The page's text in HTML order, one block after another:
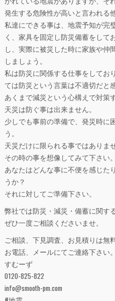
発生する危険性が高いと言われる
私達にできる事は、地震予知が完
く、家具を固定し防災備蓄をして
し、実際に被災した時に家族や仲
しましょう。
私は防災に関係する仕事をしてお
ては防災という言葉は不適切だと
あくまで減災という心構えで対策
天災は防ぐ事は出来ません。
少しでも事前の準備で、発災時に
う。
天災だけに限られる事ではありま
その時の事を想像してみて下さい。
あなたはどんな事に不便を感じた
うか？
それに対してご準備下さい。
弊社では防災・減災・備蓄に関す
ぜひ一度ご相談くださいませ。
ご相談、下見調査、お見積りは無料
お電話、メールにてご連絡下さい。
すむーず
0120-825-822
info@smooth-pm.com